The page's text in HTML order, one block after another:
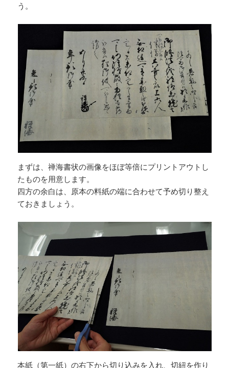
う。
まずは、禅海書状の画像をほぼ等倍にプリントアウトし
たものを用意します。
四方の余白は、原本の料紙の端に合わせて予め切り整え
ておきましょう。
本紙（第一紙）の右下から切り込みを入れ、切紐を作り